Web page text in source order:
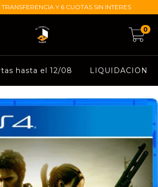
Y 6 CUOTAS SIN INTERES
0
hasta el 12/08 LIQUIDACION